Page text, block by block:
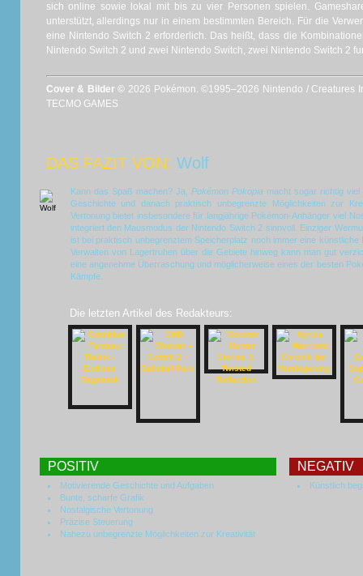
sich online sowie lokal mit bis zu vier Personen spielen.
unterstützt, allerdings nur in einem bestimmten Bereich. Für die
eine Nintendo Switch 2 erforderlich. Das heißt, dass die
Nintendo Switch 2 und zwei Nintendo Switch, zwei Nintendo Switch 2
Cover & Bilder © 2026 Pokémon. ©1995–2026 Nintendo / Creatures
TECMO GAMES
DAS FAZIT VON: Wolf
Kann das Spaß machen? Ja, Pokémon Pokopiamacht sogar richtig viel
Geschichte und danach praktisch unbegrenzte Möglichkeiten zur
Vertonung bietet insbesondere für langjährige Pokémon-Anhänger viel
integriert den Mausmodus der Nintendo Switch 2 sinnvoll. Einziger
ist bei praktisch unbegrenztem Speicherplatz noch immer eine
Verwalten von Lagertruhen über die Gebiete hinweg kann man gut
eine angenehme Überraschung und möglicherweise eines der besten
Kämpfe.
Die letzten Artikel des Redakteurs:
POSITIV NEGATIV
Motivierende Geschichte und Aufgaben
Bunte, scharfe Grafik
Nostalgische Vertonung
Präzise Steuerung
Nahezu unbegrenzte Möglichkeiten zur Kreativität
Künstlich